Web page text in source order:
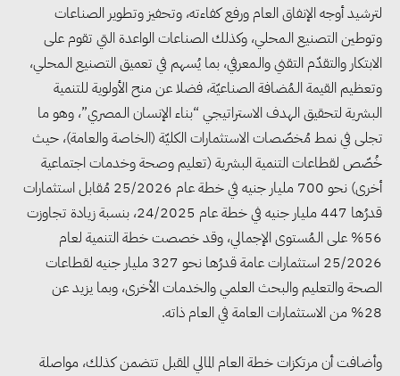
لترشيد أوجه الإنفاق العام ورفع كفاءته، وتحفيز وتطوير الصناعات
وتوطين التصنيع الـمحلي، وكذلك الصناعات الواعدة التي تقوم على
الابتكار والتقدّم التقني والـمعرفي، بما يُسهم في تعميق التصنيع الـمحلي،
وتعظيم القيمة الـمُضافة الصناعيّة، فضلا عن منح الأولوية للتنمية
البشرية لتحقيق الهدف الاستراتيجي “بناء الإنسان الـمصري”، وهو ما
تجلى في نمط مُخصّصات الاستثمارات الكليّة (الخاصة والعامة)، حيث
خُصّص لقطاعات التنمية البشرية (تعليم وصحة وخدمات اجتماعية
أخرى) نحو 700 مليار جنيه في خطة عام 25/2026 مُقابل استثمارات
قدرُها 447 مليار جنيه في خطة عام 24/2025، بنسبة زيادة تجاوزت
56% على الـمُستوى الإجمالي، وقد خصصت خطة التنمية لعام
25/2026 استثمارات عامة قدرُها نحو 327 مليار جنيه لقطاعات
الصحة والتعليم والبحث العلمي والخدمات الأخرى، وبما يزيد عن
28% من الاستثمارات العامة في العام ذاته.
وأضافت أن مرتكزات خطة العام المالي المقبل تتضمن كذلك، مواصلة